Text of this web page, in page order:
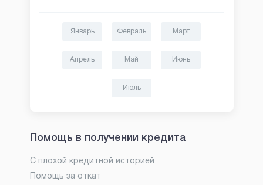
Январь Февраль Март
Апрель Май Июнь
Июль
Помощь в получении кредита
С плохой кредитной историей
Помощь за откат